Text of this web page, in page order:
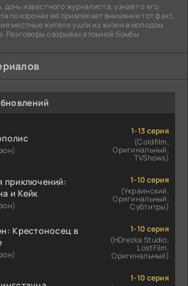
дочь известного журналиста, узнаёт о его
похоронах её привлекает внимание тот факт,
местные жители ушли из жизни в молодом
Разговоры о взрывах атомной бомбы
1-13 серия
(Coldfilm,
Оригинальный,
TVShows)
приключений:
и Кейк
1-10 серия
(Украинский,
Оригинальный,
Субтитры)
Крестоносец в
1-10 серия
(HDrezka Studio,
LostFilm,
Оригинальный)
1-10 серия